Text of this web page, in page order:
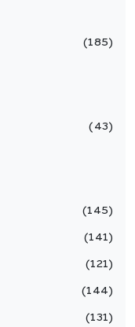
185
43
145
141
121
144
131